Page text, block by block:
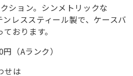
ション。シンメトリックな
レススティール製で、ケースバ
おります。
（Aランク）
せは